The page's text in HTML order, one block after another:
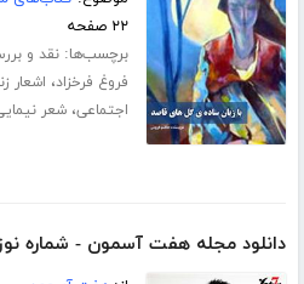
۲۲ صفحه
برچسب‌ها:نقد و
فروغ فرخزاد، اشعار
اجتماعی،شعر
دانلود مجله هفت آسمون - شماره